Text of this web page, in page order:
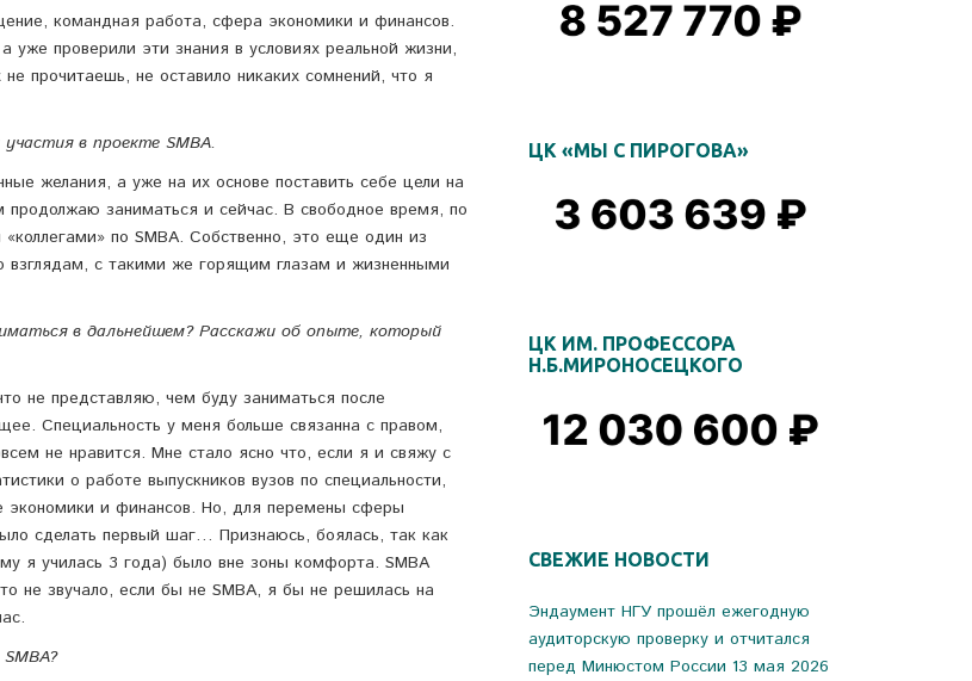
командная работа, сфера экономики и финансов.
уже проверили эти знания в условиях реальной жизни,
прочитаешь, не оставило никаких сомнений, что я
в проекте SMBA.
желания, а уже на их основе поставить себе цели на
заниматься и сейчас. В свободное время, по
по SMBA. Собственно, это еще один из
с такими же горящим глазам и жизненными
в дальнейшем? Расскажи об опыте, который
не представляю, чем буду заниматься после
Специальность у меня больше связанна с правом,
не нравится. Мне стало ясно что, если я и свяжу с
о работе выпускников вузов по специальности,
и финансов. Но, для перемены сферы
сделать первый шаг… Признаюсь, боялась, так как
я училась 3 года) было вне зоны комфорта. SMBA
звучало, если бы не SMBA, я бы не решилась на
ЦК «МЫ С ПИРОГОВА»
ЦК ИМ. ПРОФЕССОРА
Н.Б.МИРОНОСЕЦКОГО
СВЕЖИЕ НОВОСТИ
Эндаумент НГУ прошёл ежегодную
аудиторскую проверку и отчитался
перед Минюстом России 13 мая 2026